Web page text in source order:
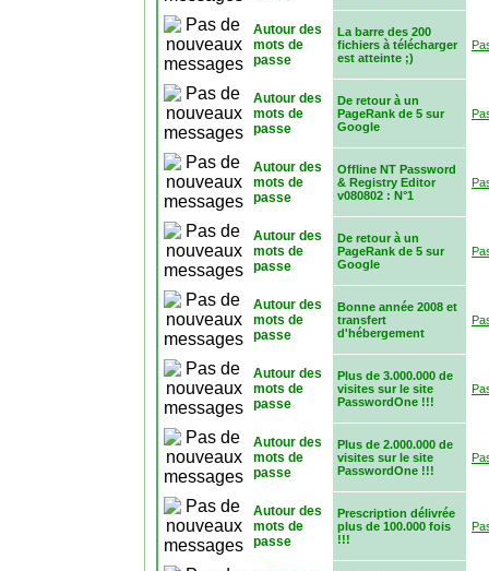
Autour des
mots de
passe
La barre des 200
fichiers à télécharger
est atteinte ;)
Autour des
mots de
passe
De retour à un
PageRank de 5 sur
Google
Autour des
mots de
passe
Offline NT Password
& Registry Editor
v080802 : N°1
Autour des
mots de
passe
De retour à un
PageRank de 5 sur
Google
Autour des
mots de
passe
Bonne année 2008 et
transfert
d'hébergement
Autour des
mots de
passe
Plus de 3.000.000 de
visites sur le site
PasswordOne !!!
Autour des
mots de
passe
Plus de 2.000.000 de
visites sur le site
PasswordOne !!!
Autour des
mots de
passe
Prescription délivrée
plus de 100.000 fois
!!!